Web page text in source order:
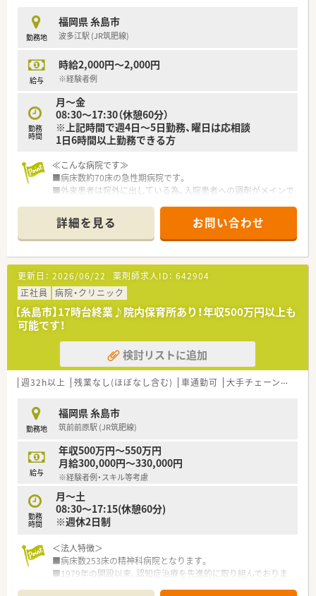
【職場環境と雰囲気】
■何よりも大切にされているのはスタッフ同士の関係性づくり
■かかりつけを始め、地域連携薬局やオンライン服薬指導など業
界の流れに合わせて対応して参ります。
■今後も基盤を整えながら着実な新規開局を予定されていま
す。
勤務地
福岡県 糸島市
波多江駅 (JR筑肥線)
給与
時給2,000円～2,000円
※経験者例
勤務
時間
月～金
08:30～17:30（休憩60分）
※上記時間で週4日～5日勤務、曜日は応相談
1日6時間以上勤務できる方
≪こんな病院です≫
■病床数約70床の急性期病院です。
■外来患者は院外に出している為、入院患者への調剤がメインで
■抗癌剤注射や病棟業務など病院薬剤師として幅広い経験を積
むことが出来ます。
詳細を見る お問い合わせ
更新日： 2026/06/22 薬剤師求人ID： 642904
正社員
病院・クリニック
【糸島市】17時台終業♪院内保育所あり！年収500万円以上も
可能です！
検討リストに追加
週32h以上 残業なし(ほぼなし含む) 車通勤可 大手チェーン以外
勤務地
福岡県 糸島市
筑前前原駅 (JR筑肥線)
給与
年収500万円～550万円
月給300,000円～330,000円
※経験者例・スキル等考慮
勤務
時間
月～土
08:30〜17:15(休憩60分)
※週休2日制
＜法人特徴＞
■病床数253床の精神科病院となります。
■1979年の開設以来、認知症治療を先進的に取り組んでおりま